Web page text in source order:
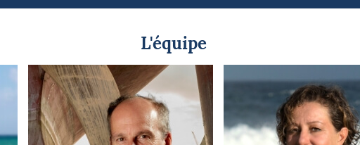
L'équipe